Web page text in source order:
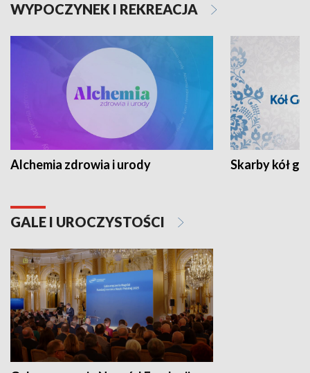
WYPOCZYNEK I REKREACJA
Alchemia zdrowia i urody Skarby kół
GALE I UROCZYSTOŚCI